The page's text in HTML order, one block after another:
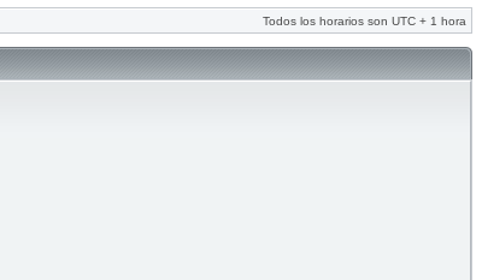
Todos los horarios son UTC + 1 hora